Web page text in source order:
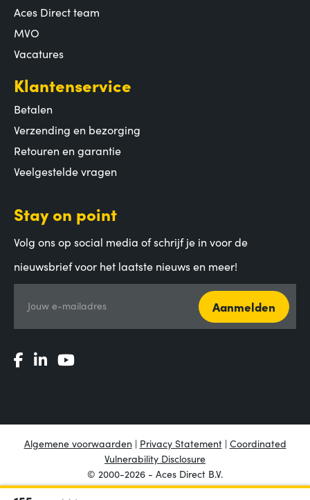
Aces Direct team
MVO
Vacatures
Klantenservice
Betalen
Verzending en bezorging
Retouren en garantie
Veelgestelde vragen
Stay on point
Volg ons op social media of schrijf je in voor de
nieuwsbrief voor het laatste nieuws en meer!
Jouw e-mailadres Aanmelden
Algemene voorwaarden | Privacy Statement| Coordinated
Vulnerability Disclosure
© 2000-2026 - Aces Direct B.V.